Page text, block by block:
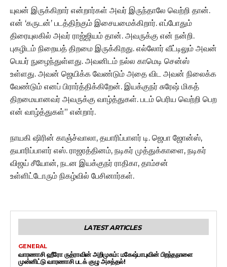
யுவன் இருக்கிறார் என்றார்கள் அவர் இருந்தாலே வெற்றி தான்.
என் ‘கருடன்’ படத்திற்கும் இசையமைக்கிறார். எப்போதும்
திரையுலகில் அவர் ராஜ்ஜியம் தான். அவருக்கு என் நன்றி.
புகழிடம் நிறையத் திறமை இருக்கிறது. எல்லோர் வீட்டிலும் அவன்
பெயர் நுழைந்துள்ளது. அவனிடம் நல்ல காமெடி சென்ஸ்
உள்ளது. அவன் ஜெயிக்க வேண்டும் அதை விட அவன் நிலைக்க
வேண்டும் எனப் பிரார்த்திக்கிறேன். இயக்குநர் சுரேஷ் மிகத்
திறமையானவர் அவருக்கு வாழ்த்துகள். படம் பெரிய வெற்றி பெற
என் வாழ்த்துகள்” என்றார்.
நாயகி ஷிரின் காஞ்ச்வாலா, தயாரிப்பாளர் டி. ஜெபா ஜோன்ஸ்,
தயாரிப்பாளர் எஸ். ராஜரத்தினம், நடிகர் முத்துக்காளை, நடிகர்
விஜய் சீயோன், நடன இயக்குநர் ராதிகா, தாம்சன்
உள்ளிட்டோரும் நிகழ்வில் பேசினார்கள்.
LATEST ARTICLES
GENERAL
வாரணாசி ஹீரோ ருத்ராவின் அறிமுகம்: மகேஷ்பாபுவின் பிறந்தநாளை
முன்னிட்டு வாரணாசி படக் குழு அசத்தல்!